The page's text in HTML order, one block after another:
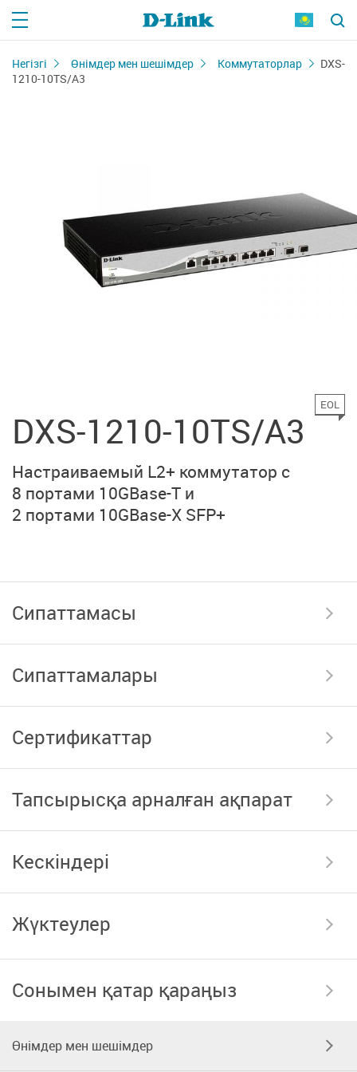
Негізгі Өнімдер мен шешімдер Коммутаторлар
DXS-
1210-10TS/A3
DXS-1210-10TS/A3
EOL
Настраиваемый L2+ коммутатор с
8 портами 10GBase-T и
2 портами 10GBase-X SFP+
Сипаттамасы
Сипаттамалары
Сертификаттар
Тапсырысқа арналған ақпарат
Кескіндері
Жүктеулер
Сонымен қатар қараңыз
Өнімдер мен шешімдер